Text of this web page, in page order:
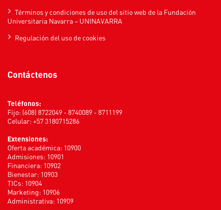
Términos y condiciones de uso del sitio web de la Fundación
Universitaria Navarra – UNINAVARRA
Regulación del uso de cookies
Contáctenos
Teléfonos:
Fijo: (608) 8722049 - 8740089 - 8711199
Celular: +57 3180715286
Extensiones:
Oferta académica: 10900
Admisiones: 10901
Financiera: 10902
Bienestar: 10903
TICs: 10904
Marketing: 10906
Administrativa: 10909